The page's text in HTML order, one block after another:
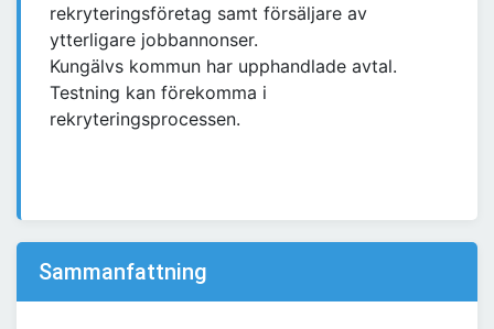
rekryteringsföretag samt försäljare av
ytterligare jobbannonser.
Kungälvs kommun har upphandlade avtal.
Testning kan förekomma i
rekryteringsprocessen.
Sammanfattning